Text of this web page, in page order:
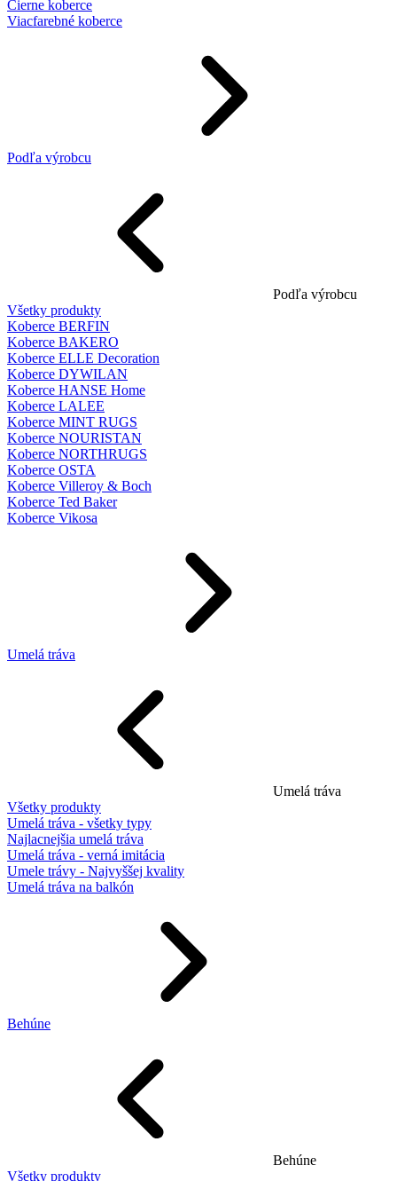
Čierne koberce
Viacfarebné koberce
Podľa výrobcu
Podľa výrobcu
Všetky produkty
Koberce BERFIN
Koberce BAKERO
Koberce ELLE Decoration
Koberce DYWILAN
Koberce HANSE Home
Koberce LALEE
Koberce MINT RUGS
Koberce NOURISTAN
Koberce NORTHRUGS
Koberce OSTA
Koberce Villeroy & Boch
Koberce Ted Baker
Koberce Vikosa
Umelá tráva
Umelá tráva
Všetky produkty
Umelá tráva - všetky typy
Najlacnejšia umelá tráva
Umelá tráva - verná imitácia
Umele trávy - Najvyššej kvality
Umelá tráva na balkón
Behúne
Behúne
Všetky produkty